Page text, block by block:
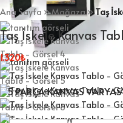
Ana Sayfa »Mağaza»Taş
Taş İskele Kanvas
1.320₺
5 PARÇA KANVAS